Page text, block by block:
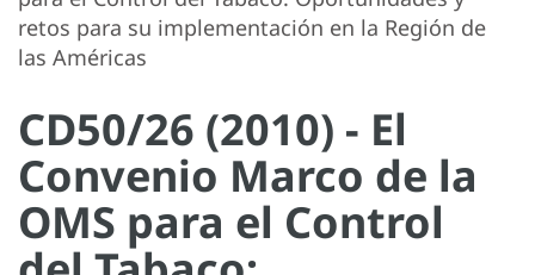
retos para su implementación en la Región de
las Américas
CD50/26 (2010) - El
Convenio Marco de la
OMS para el Control